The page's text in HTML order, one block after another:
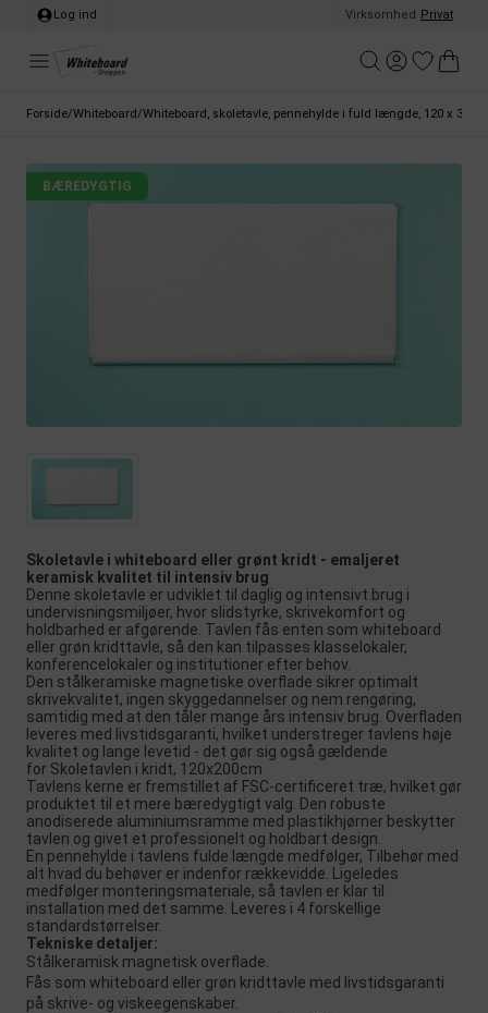
Log ind Virksomhed Privat
Forside/Whiteboard/Whiteboard, skoletavle, pennehylde i fuld længde, 120 x 300
BÆREDYGTIG
Skoletavle i whiteboard eller grønt kridt - emaljeret
keramisk kvalitet til intensiv brug
Denne skoletavle er udviklet til daglig og intensivt brug i
undervisningsmiljøer, hvor slidstyrke, skrivekomfort og
holdbarhed er afgørende. Tavlen fås enten som whiteboard
eller grøn kridttavle, så den kan tilpasses klasselokaler,
konferencelokaler og institutioner efter behov.
Den stålkeramiske magnetiske overflade sikrer optimalt
skrivekvalitet, ingen skyggedannelser og nem rengøring,
samtidig med at den tåler mange års intensiv brug. Overfladen
leveres med livstidsgaranti, hvilket understreger tavlens høje
kvalitet og lange levetid - det gør sig også gældende
for Skoletavlen i kridt, 120x200cm
Tavlens kerne er fremstillet af FSC-certificeret træ, hvilket gør
produktet til et mere bæredygtigt valg. Den robuste
anodiserede aluminiumsramme med plastikhjørner beskytter
tavlen og givet et professionelt og holdbart design.
En pennehylde i tavlens fulde længde medfølger, Tilbehør med
alt hvad du behøver er indenfor rækkevidde. Ligeledes
medfølger monteringsmateriale, så tavlen er klar til
installation med det samme. Leveres i 4 forskellige
standardstørrelser.
Tekniske detaljer:
Stålkeramisk magnetisk overflade.
Fås som whiteboard eller grøn kridttavle med livstidsgaranti
på skrive- og viskeegenskaber.